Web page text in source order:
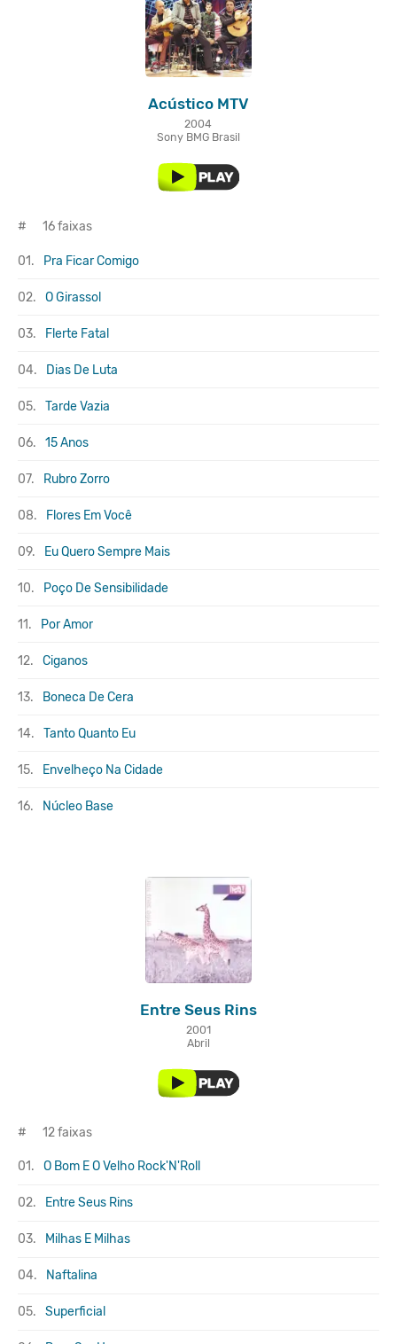
Acústico MTV
2004
Sony BMG Brasil
# 16 faixas
01. Pra Ficar Comigo
02. O Girassol
03. Flerte Fatal
04. Dias De Luta
05. Tarde Vazia
06. 15 Anos
07. Rubro Zorro
08. Flores Em Você
09. Eu Quero Sempre Mais
10. Poço De Sensibilidade
11. Por Amor
12. Ciganos
13. Boneca De Cera
14. Tanto Quanto Eu
15. Envelheço Na Cidade
16. Núcleo Base
Entre Seus Rins
2001
Abril
# 12 faixas
01. O Bom E O Velho Rock'N'Roll
02. Entre Seus Rins
03. Milhas E Milhas
04. Naftalina
05. Superficial